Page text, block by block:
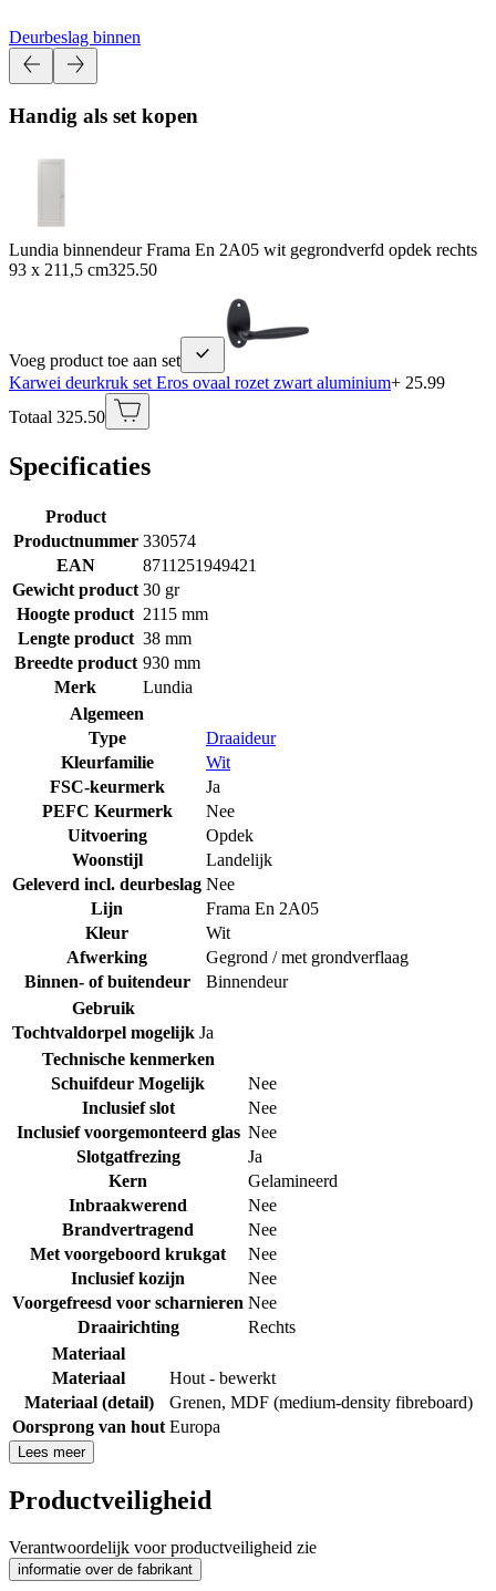
Deurbeslag binnen
Handig als set kopen
Lundia binnendeur Frama En 2A05 wit gegrondverfd opdek rechts
93 x 211,5 cm325.50
Voeg product toe aan set
Karwei deurkruk set Eros ovaal rozet zwart aluminium+ 25.99
Totaal 325.50
Specificaties
Product
Productnummer 330574
EAN
8711251949421
Gewicht product 30 gr
Hoogte product 2115 mm
Lengte product 38 mm
Breedte product 930 mm
Merk
Lundia
Algemeen
Type
Draaideur
Kleurfamilie
Wit
FSC-keurmerk
Ja
PEFC Keurmerk
Nee
Uitvoering
Opdek
Woonstijl
Landelijk
Geleverd incl. deurbeslag Nee
Lijn
Frama En 2A05
Kleur
Wit
Afwerking
Gegrond / met grondverflaag
Binnen- of buitendeur
Binnendeur
Gebruik
Tochtvaldorpel mogelijk Ja
Technische kenmerken
Schuifdeur Mogelijk
Nee
Inclusief slot
Nee
Inclusief voorgemonteerd glas Nee
Slotgatfrezing
Ja
Kern
Gelamineerd
Inbraakwerend
Nee
Brandvertragend
Nee
Met voorgeboord krukgat
Nee
Inclusief kozijn
Nee
Voorgefreesd voor scharnieren Nee
Draairichting
Rechts
Materiaal
Materiaal
Hout - bewerkt
Materiaal (detail)
Grenen, MDF (medium-density fibreboard)
Oorsprong van hout Europa
Lees meer
Productveiligheid
Verantwoordelijk voor productveiligheid zie
informatie over de fabrikant